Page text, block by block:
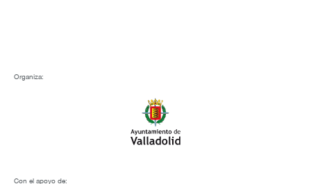
Organiza:
Con el apoyo de: